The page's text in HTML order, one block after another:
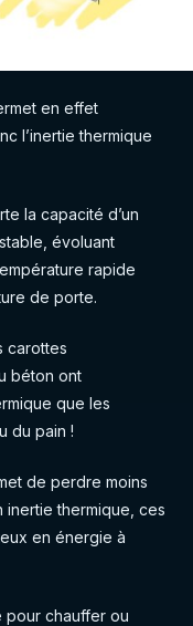
en effet
l’inertie thermique
la capacité d’un
évoluant
rapide
de porte.
carottes
béton ont
que les
du pain !
de perdre moins
inertie thermique, ces
en énergie à
pour chauffer ou